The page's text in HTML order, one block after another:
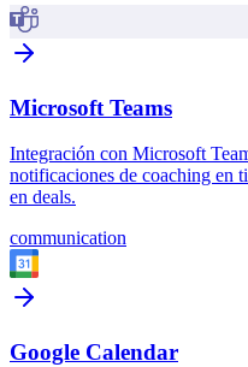
Microsoft Teams
Integración con Microsoft
notificaciones de coaching en
en deals.
communication
Google Calendar